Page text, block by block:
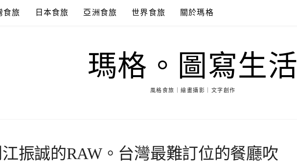
食旅 日本食旅 亞洲食旅 世界食旅 關於瑪格
瑪格。圖寫生活
風格食旅｜繪畫攝影｜文字創作
振誠的RAW。台灣最難訂位的餐廳吹